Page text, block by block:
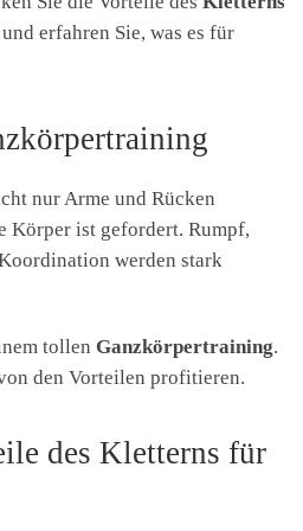
und erfahren Sie, was es für
nur Arme und Rücken
Körper ist gefordert. Rumpf,
werden stark
tollen Ganzkörpertraining.
den Vorteilen profitieren.
des Kletterns für